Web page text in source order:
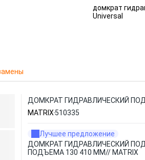
домкрат
Universal
ДОМКРАТ ГИДРАВЛИЧЕСКИЙ
MATRIX 510335
Лучшее предложение
ДОМКРАТ ГИДРАВЛИЧЕСКИЙ
ПОДЪЕМА 130 410 ММ// MATRIX